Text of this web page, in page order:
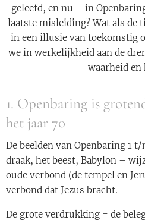
geleefd, en nu – in
laatste misleiding? Wat als de
in een illusie van toekomstig
we in werkelijkheid aan de
waarheid en
1. Openbaring is
het jaar 70
De beelden van Openbaring 1
draak, het beest, Babylon –
oude verbond (de tempel en
verbond dat Jezus bracht.
De grote verdrukking = de